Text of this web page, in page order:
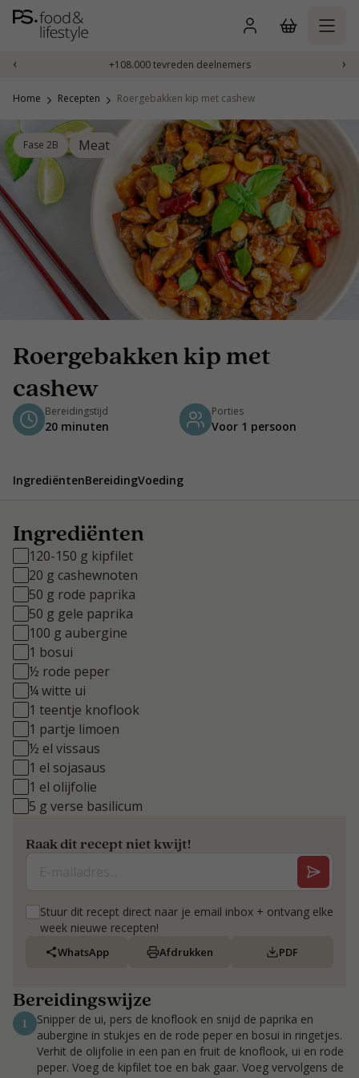
Naar
inhoud
‹ +108.000 tevreden deelnemers ›
Home Recepten Roergebakken kip met cashew
Fase 2B Meat
Roergebakken kip met
cashew
Bereidingstijd
20 minuten
Porties
Voor 1 persoon
IngrediëntenBereidingVoeding
Ingrediënten
120-150 g kipfilet
20 g cashewnoten
50 g rode paprika
50 g gele paprika
100 g aubergine
1 bosui
½ rode peper
¼ witte ui
1 teentje knoflook
1 partje limoen
½ el vissaus
1 el sojasaus
1 el olijfolie
5 g verse basilicum
Raak dit recept niet kwijt!
Stuur dit recept direct naar je email inbox + ontvang elke
week nieuwe recepten!
WhatsApp Afdrukken PDF
Bereidingswijze
1
Snipper de ui, pers de knoflook en snijd de paprika en
aubergine in stukjes en de rode peper en bosui in ringetjes.
Verhit de olijfolie in een pan en fruit de knoflook, ui en rode
peper. Voeg de kipfilet toe en bak gaar. Voeg vervolgens de